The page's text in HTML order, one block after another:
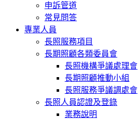
申訴管道
常見問答
專業人員
長照服務項目
長期照顧各類委員會
長照機構爭議處理會
長期照顧推動小組
長照服務爭議調處會
長照人員認證及登錄
業務說明